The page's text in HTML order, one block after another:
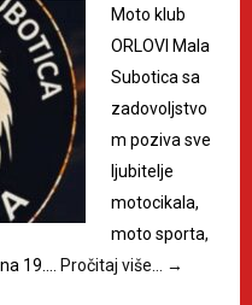
Moto klub
ORLOVI Mala
Subotica sa
zadovoljstvo
m poziva sve
ljubitelje
motocikala,
moto sporta,
19.…
Pročitaj više… →